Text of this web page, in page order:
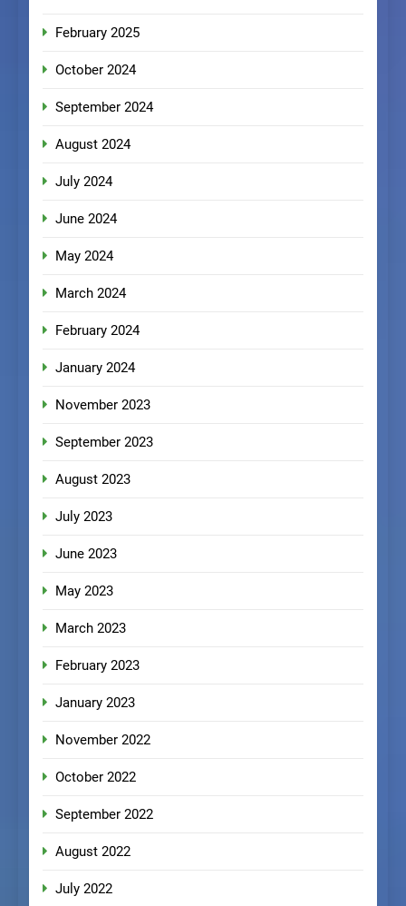
February 2025
October 2024
September 2024
August 2024
July 2024
June 2024
May 2024
March 2024
February 2024
January 2024
November 2023
September 2023
August 2023
July 2023
June 2023
May 2023
March 2023
February 2023
January 2023
November 2022
October 2022
September 2022
August 2022
July 2022